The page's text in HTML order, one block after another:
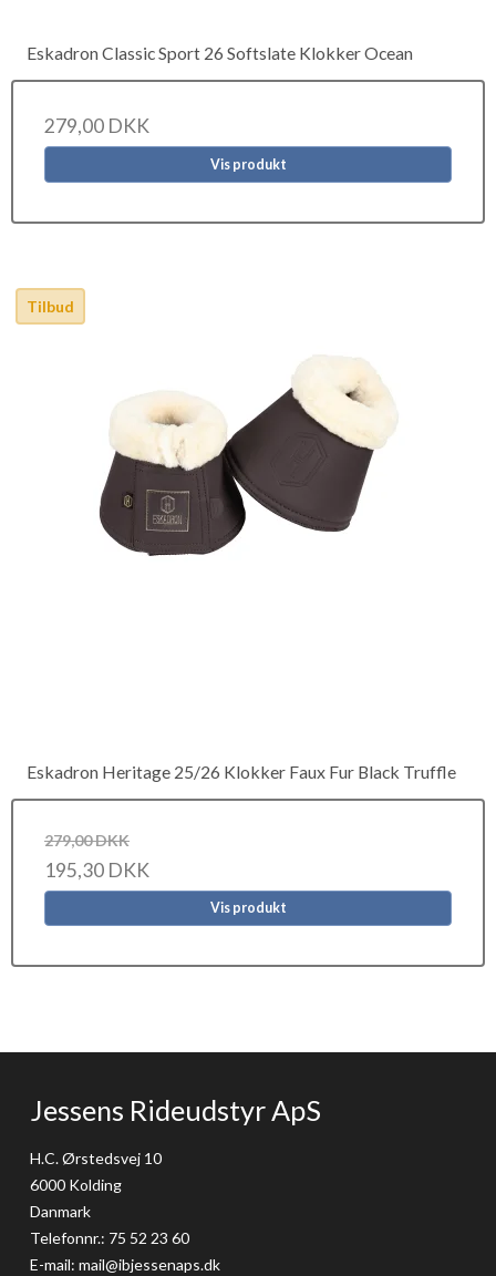
Eskadron Classic Sport 26 Softslate Klokker Ocean
279,00 DKK
Vis produkt
Tilbud
Eskadron Heritage 25/26 Klokker Faux Fur Black Truffle
279,00 DKK
195,30 DKK
Vis produkt
Jessens Rideudstyr ApS
H.C. Ørstedsvej 10
6000 Kolding
Danmark
Telefonnr.: 75 52 23 60
E-mail: mail@ibjessenaps.dk